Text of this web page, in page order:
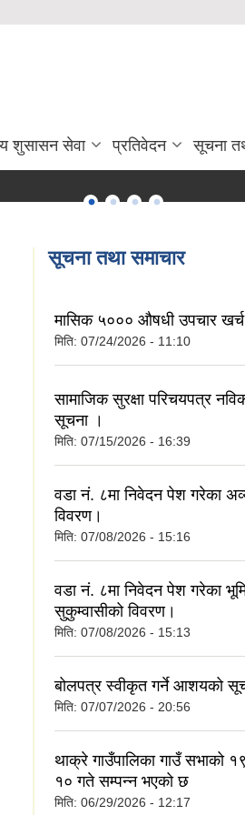
शुसासन सेवा प्रतिवेदन सूचना
सूचना तथा समाचार
मासिक ५००० औषधी उपचार
मिति: 07/24/2026 - 11:10
सामाजिक सुरक्षा परिचयपत्र
सूचना ।
मिति: 07/15/2026 - 16:39
वडा नं. ८मा निवेदन पेश गरेका
विवरण।
मिति: 07/08/2026 - 15:16
वडा नं. ८मा निवेदन पेश गरेका
सुकुम्वासीको विवरण।
मिति: 07/08/2026 - 15:13
बोलपत्र स्वीकृत गर्ने आशयको
मिति: 07/07/2026 - 20:56
थाक्रे गाउँपालिका गाउँ
१० गते सम्पन्न भएको छ
मिति: 06/29/2026 - 12:17